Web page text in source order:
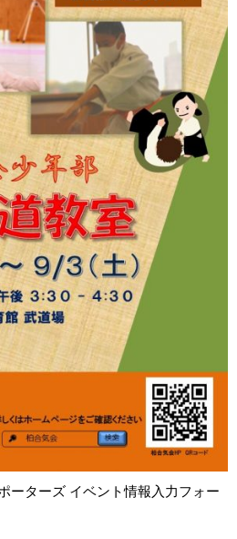
ーターズ イベント情報入力フォー